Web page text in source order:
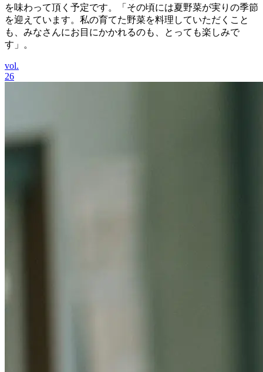
を味わって頂く予定です。「その頃には夏野菜が実りの季節
を迎えています。私の育てた野菜を料理していただくこと
も、みなさんにお目にかかれるのも、とっても楽しみで
す」。
vol.
26